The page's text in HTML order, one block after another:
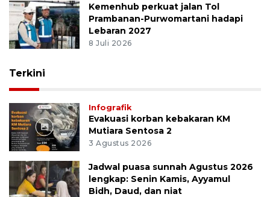
Kemenhub perkuat jalan Tol
Prambanan-Purwomartani hadapi
Lebaran 2027
8 Juli 2026
Terkini
Infografik
Evakuasi korban kebakaran KM
Mutiara Sentosa 2
3 Agustus 2026
Jadwal puasa sunnah Agustus 2026
lengkap: Senin Kamis, Ayyamul
Bidh, Daud, dan niat